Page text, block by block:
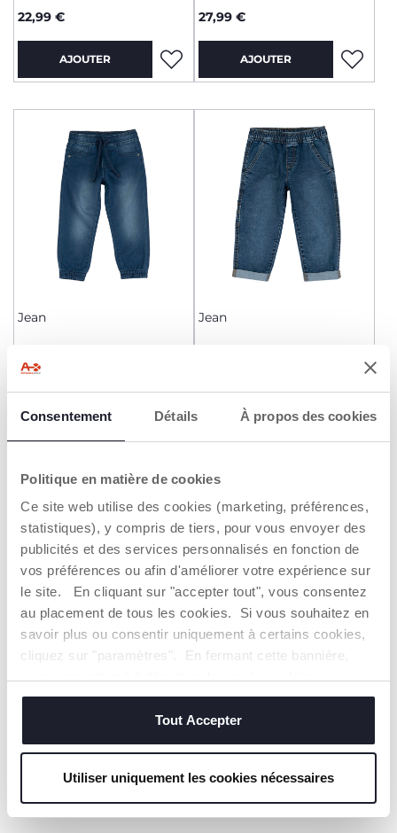
Consentement Détails À propos des cookies
Politique en matière de cookies
Ce site web utilise des cookies (marketing, préférences,
statistiques), y compris de tiers, pour vous envoyer des
publicités et des services personnalisés en fonction de
vos préférences ou afin d'améliorer votre expérience sur
le site. En cliquant sur "accepter tout", vous consentez
au placement de tous les cookies. Si vous souhaitez en
savoir plus ou consentir uniquement à certains cookies,
cliquez sur "paramètres". En fermant cette bannière,
techniques, qui sont essentiels au service demandé.
Tout Accepter
Utiliser uniquement les cookies nécessaires
22,99 €
AJOUTER
27,99 €
AJOUTER
Jean
AJOUTER
Jean
AJOUTER
Jean